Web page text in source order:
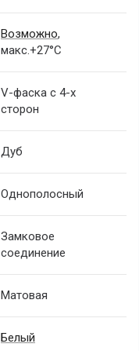
Возможно,
макс.+27°С
V-фаска с 4-х
сторон
Дуб
Однополосный
Замковое
соединение
Матовая
Белый